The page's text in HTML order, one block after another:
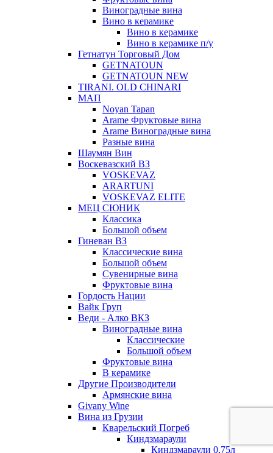
Виноградные вина
Вино в керамике
Вино в керамике
Вино в керамике п/у
Гетнатун Торговый Дом
GETNATOUN
GETNATOUN NEW
TIRANI. OLD CHINARI
МАП
Noyan Tapan
Arame Фруктовые вина
Arame Виноградные вина
Разные вина
Шаумян Вин
Воскевазский ВЗ
VOSKEVAZ
ARARTUNI
VOSKEVAZ ELITE
МЕЦ СЮНИК
Классика
Большой объем
Гиневан ВЗ
Классические вина
Большой объем
Сувенирные вина
Фруктовые вина
Гордость Нации
Вайк Груп
Веди - Алко ВКЗ
Виноградные вина
Классические
Большой объем
Фруктовые вина
В керамике
Другие Производители
Армянские вина
Givany Wine
Вина из Грузии
Кварельский Погреб
Киндзмараули
Киндзмараули 0,75л